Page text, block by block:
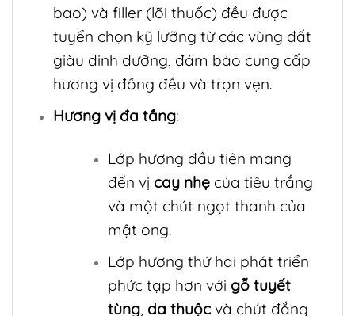
bao) và filler (lõi thuốc) đều được
tuyển chọn kỹ lưỡng từ các vùng đất
giàu dinh dưỡng, đảm bảo cung cấp
hương vị đồng đều và trọn vẹn.
Hương vị đa tầng:
Lớp hương đầu tiên mang
đến vị cay nhẹcủa tiêu trắng
và một chút ngọt thanh của
mật ong.
Lớp hương thứ hai phát triển
phức tạp hơn với gỗ tuyết
tùng, da thuộcvà chút đắng